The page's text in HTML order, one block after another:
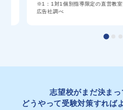
※1：1対1個別指導限定の直営教
広告社調べ
志望校がまだ決ま
どうやって受験対策すれば